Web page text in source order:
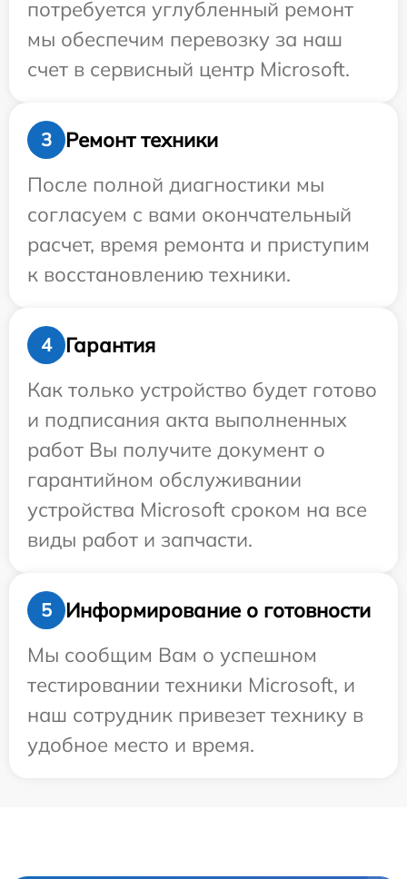
потребуется углубленный ремонт
мы обеспечим перевозку за наш
счет в сервисный центр Microsoft.
3
Ремонт техники
После полной диагностики мы
согласуем с вами окончательный
расчет, время ремонта и приступим
к восстановлению техники.
4
Гарантия
Как только устройство будет готово
и подписания акта выполненных
работ Вы получите документ о
гарантийном обслуживании
устройства Microsoft сроком на все
виды работ и запчасти.
5
Информирование о готовности
Мы сообщим Вам о успешном
тестировании техники Microsoft, и
наш сотрудник привезет технику в
удобное место и время.